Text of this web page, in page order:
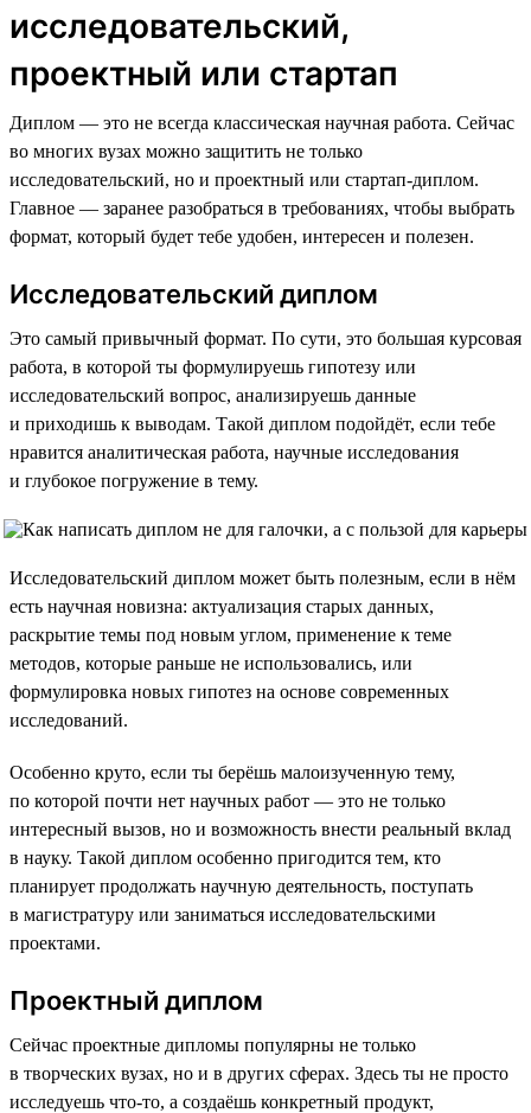
исследовательский,
проектный или стартап
Диплом — это не всегда классическая научная работа. Сейчас
во многих вузах можно защитить не только
исследовательский, но и проектный или стартап-диплом.
Главное — заранее разобраться в требованиях, чтобы выбрать
формат, который будет тебе удобен, интересен и полезен.
Исследовательский диплом
Это самый привычный формат. По сути, это большая курсовая
работа, в которой ты формулируешь гипотезу или
исследовательский вопрос, анализируешь данные
и приходишь к выводам. Такой диплом подойдёт, если тебе
нравится аналитическая работа, научные исследования
и глубокое погружение в тему.
Исследовательский диплом может быть полезным, если в нём
есть научная новизна: актуализация старых данных,
раскрытие темы под новым углом, применение к теме
методов, которые раньше не использовались, или
формулировка новых гипотез на основе современных
исследований.
Особенно круто, если ты берёшь малоизученную тему,
по которой почти нет научных работ — это не только
интересный вызов, но и возможность внести реальный вклад
в науку. Такой диплом особенно пригодится тем, кто
планирует продолжать научную деятельность, поступать
в магистратуру или заниматься исследовательскими
проектами.
Проектный диплом
Сейчас проектные дипломы популярны не только
в творческих вузах, но и в других сферах. Здесь ты не просто
исследуешь что-то, а создаёшь конкретный продукт,